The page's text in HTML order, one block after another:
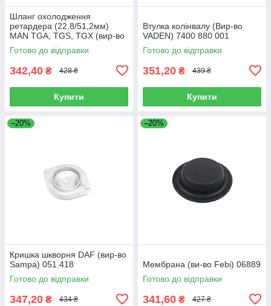
Шланг охолодження
ретардера (22,8/51,2мм)
MAN TGA, TGS, TGX (вир-во
Sampa) 023.258
Готово до відправки
342,40 ₴ 428 ₴
Купити
Втулка колінвалу (Вир-во
VADEN) 7400 880 001
Готово до відправки
351,20 ₴ 439 ₴
Купити
–20%
Кришка шкворня DAF (вир-во
Sampa) 051.418
Готово до відправки
347,20 ₴ 434 ₴
–20%
Мембрана (ви-во Febi) 06889
Готово до відправки
341,60 ₴ 427 ₴